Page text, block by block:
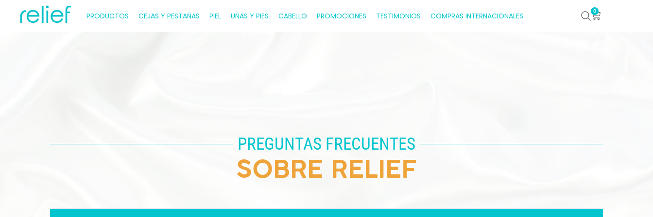
PRODUCTOS CEJAS Y PESTAÑAS PIEL UÑAS Y PIES CABELLO PROMOCIONES TESTIMONIOS COMPRAS INTERNACIONALES
0
PREGUNTAS FRECUENTES
SOBRE RELIEF